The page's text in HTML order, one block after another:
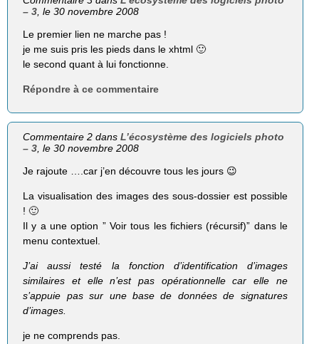
– 3 , le 30 novembre 2008
Le premier lien ne marche pas !
je me suis pris les pieds dans le xhtml 🙂
le second quant à lui fonctionne.
Répondre à ce commentaire
Commentaire 2 dansL’écosystème des logiciels photo
– 3 , le 30 novembre 2008
Je rajoute ….car j’en découvre tous les jours 😉
La visualisation des images des sous-dossier est possible
! 🙂
Il y a une option ” Voir tous les fichiers (récursif)” dans le
menu contextuel.
J’ai aussi testé la fonction d’identification d’images
similaires et elle n’est pas opérationnelle car elle ne
s’appuie pas sur une base de données de signatures
d’images.
je ne comprends pas.